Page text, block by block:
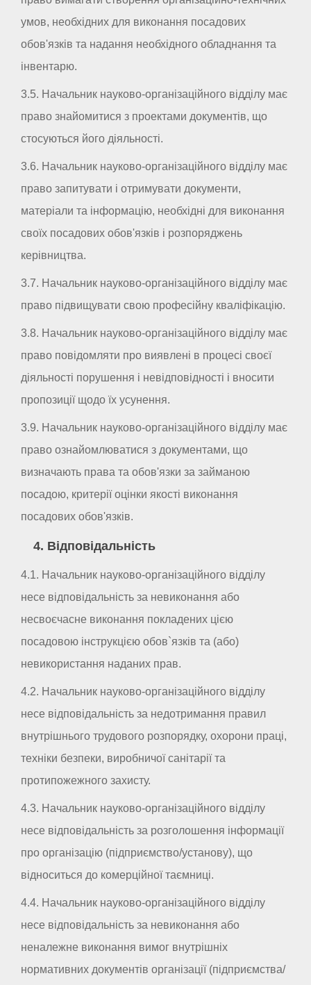
умов, необхідних для виконання посадових
обов'язків та надання необхідного обладнання та
інвентарю.
3.5. Начальник науково-організаційного відділу має
право знайомитися з проектами документів, що
стосуються його діяльності.
3.6. Начальник науково-організаційного відділу має
право запитувати і отримувати документи,
матеріали та інформацію, необхідні для виконання
своїх посадових обов'язків і розпоряджень
керівництва.
3.7. Начальник науково-організаційного відділу має
право підвищувати свою професійну кваліфікацію.
3.8. Начальник науково-організаційного відділу має
право повідомляти про виявлені в процесі своєї
діяльності порушення і невідповідності і вносити
пропозиції щодо їх усунення.
3.9. Начальник науково-організаційного відділу має
право ознайомлюватися з документами, що
визначають права та обов'язки за займаною
посадою, критерії оцінки якості виконання
посадових обов'язків.
4. Відповідальність
4.1. Начальник науково-організаційного відділу
несе відповідальність за невиконання або
несвоєчасне виконання покладених цією
посадовою інструкцією обов`язків та (або)
невикористання наданих прав.
4.2. Начальник науково-організаційного відділу
несе відповідальність за недотримання правил
внутрішнього трудового розпорядку, охорони праці,
техніки безпеки, виробничої санітарії та
протипожежного захисту.
4.3. Начальник науково-організаційного відділу
несе відповідальність за розголошення інформації
про організацію (підприємство/установу), що
відноситься до комерційної таємниці.
4.4. Начальник науково-організаційного відділу
несе відповідальність за невиконання або
неналежне виконання вимог внутрішніх
нормативних документів організації (підприємства/